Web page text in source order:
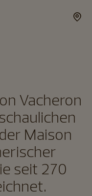
Vacheron
Maison
seit 270